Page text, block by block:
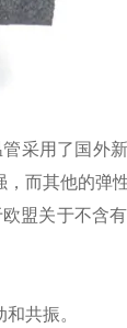
采用了国外
而其他的弹
盟关于不含
共振。